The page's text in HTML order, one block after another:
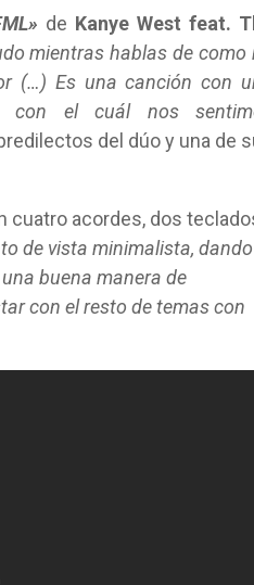
de Kanye West feat.
mientras hablas de como
(…) Es una canción con
con el cuál nos
del dúo y una de
acordes, dos
de vista minimalista, dando
buena manera de
con el resto de temas con